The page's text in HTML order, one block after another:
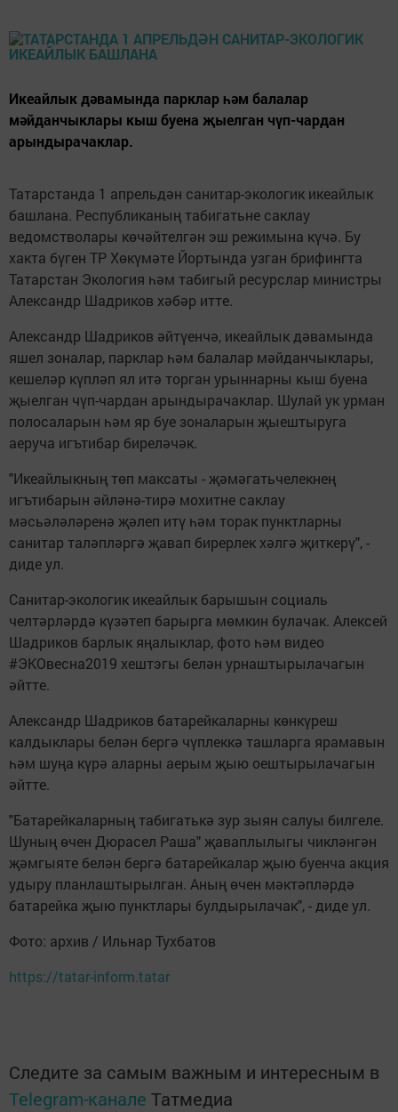
Икеайлык дәвамында парклар һәм балалар
мәйданчыклары кыш буена җыелган чүп-чардан
арындырачаклар.
Татарстанда 1 апрельдән санитар-экологик икеайлык
башлана. Республиканың табигатьне саклау
ведомстволары көчәйтелгән эш режимына күчә. Бу
хакта бүген ТР Хөкүмәте Йортында узган брифингта
Татарстан Экология һәм табигый ресурслар министры
Александр Шадриков хәбәр итте.
Александр Шадриков әйтүенчә, икеайлык дәвамында
яшел зоналар, парклар һәм балалар мәйданчыклары,
кешеләр күпләп ял итә торган урыннарны кыш буена
җыелган чүп-чардан арындырачаклар. Шулай ук урман
полосаларын һәм яр буе зоналарын җыештыруга
аеруча игътибар биреләчәк.
"Икеайлыкның төп максаты - җәмәгатьчелекнең
игътибарын әйләнә-тирә мохитне саклау
мәсьәләләренә җәлеп итү һәм торак пунктларны
санитар таләпләргә җавап бирерлек хәлгә җиткерү", -
диде ул.
Санитар-экологик икеайлык барышын социаль
челтәрләрдә күзәтеп барырга мөмкин булачак. Алексей
Шадриков барлык яңалыклар, фото һәм видео
#ЭКОвесна2019 хештэгы белән урнаштырылачагын
әйтте.
Александр Шадриков батарейкаларны көнкүреш
калдыклары белән бергә чүплеккә ташларга ярамавын
һәм шуңа күрә аларны аерым җыю оештырылачагын
әйтте.
"Батарейкаларның табигатькә зур зыян салуы билгеле.
Шуның өчен Дюрасел Раша" җаваплылыгы чикләнгән
җәмгыяте белән бергә батарейкалар җыю буенча акция
удыру планлаштырылган. Аның өчен мәктәпләрдә
батарейка җыю пунктлары булдырылачак", - диде ул.
Фото: архив / Ильнар Тухбатов
https://tatar-inform.tatar
Следите за самым важным и интересным в
Telegram-канале Татмедиа